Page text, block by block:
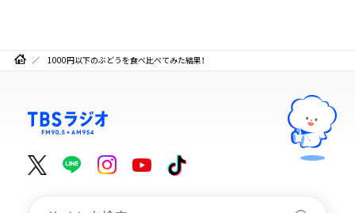
1000円以下のぶどうを食べ比べてみた結果！